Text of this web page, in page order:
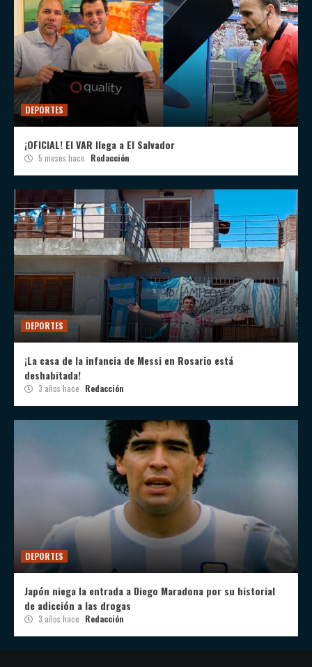
DEPORTES
¡OFICIAL! El VAR llega a El Salvador
5 meses hace Redacción
DEPORTES
¡La casa de la infancia de Messi en Rosario está
deshabitada!
3 años hace Redacción
DEPORTES
Japón niega la entrada a Diego Maradona por su historial
de adicción a las drogas
3 años hace Redacción